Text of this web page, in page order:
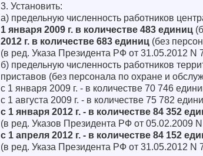
3. Установить:
а) предельную численность работников
1 января 2009 г. в количестве 483 единиц
2012 г. в количестве 683 единиц (без
(в ред. Указа Президента РФ от 31.05.2012 N
б) предельную численность работников
приставов (без персонала по охране и
с 1 января 2009 г. - в количестве 70 746
с 1 августа 2009 г. - в количестве 75 782
с 1 января 2012 г. - в количестве 84 352
(в ред. Указов Президента РФ от 05.02.2009
с 1 апреля 2012 г. - в количестве 84 152
(в ред. Указа Президента РФ от 31.05.2012 N